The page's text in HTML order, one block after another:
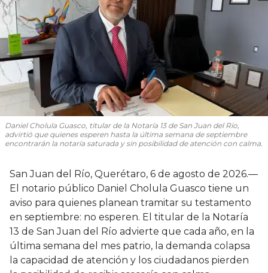
Daniel Cholula Guasco, titular de la Notaría 13 de San Juan del Río,
advirtió que quienes esperen hasta la última semana de septiembre
encontrarán la notaría saturada y sin posibilidad de atención con calma.
San Juan del Río, Querétaro, 6 de agosto de 2026.—
El notario público Daniel Cholula Guasco tiene un
aviso para quienes planean tramitar su testamento
en septiembre: no esperen. El titular de la Notaría
13 de San Juan del Río advierte que cada año, en la
última semana del mes patrio, la demanda colapsa
la capacidad de atención y los ciudadanos pierden